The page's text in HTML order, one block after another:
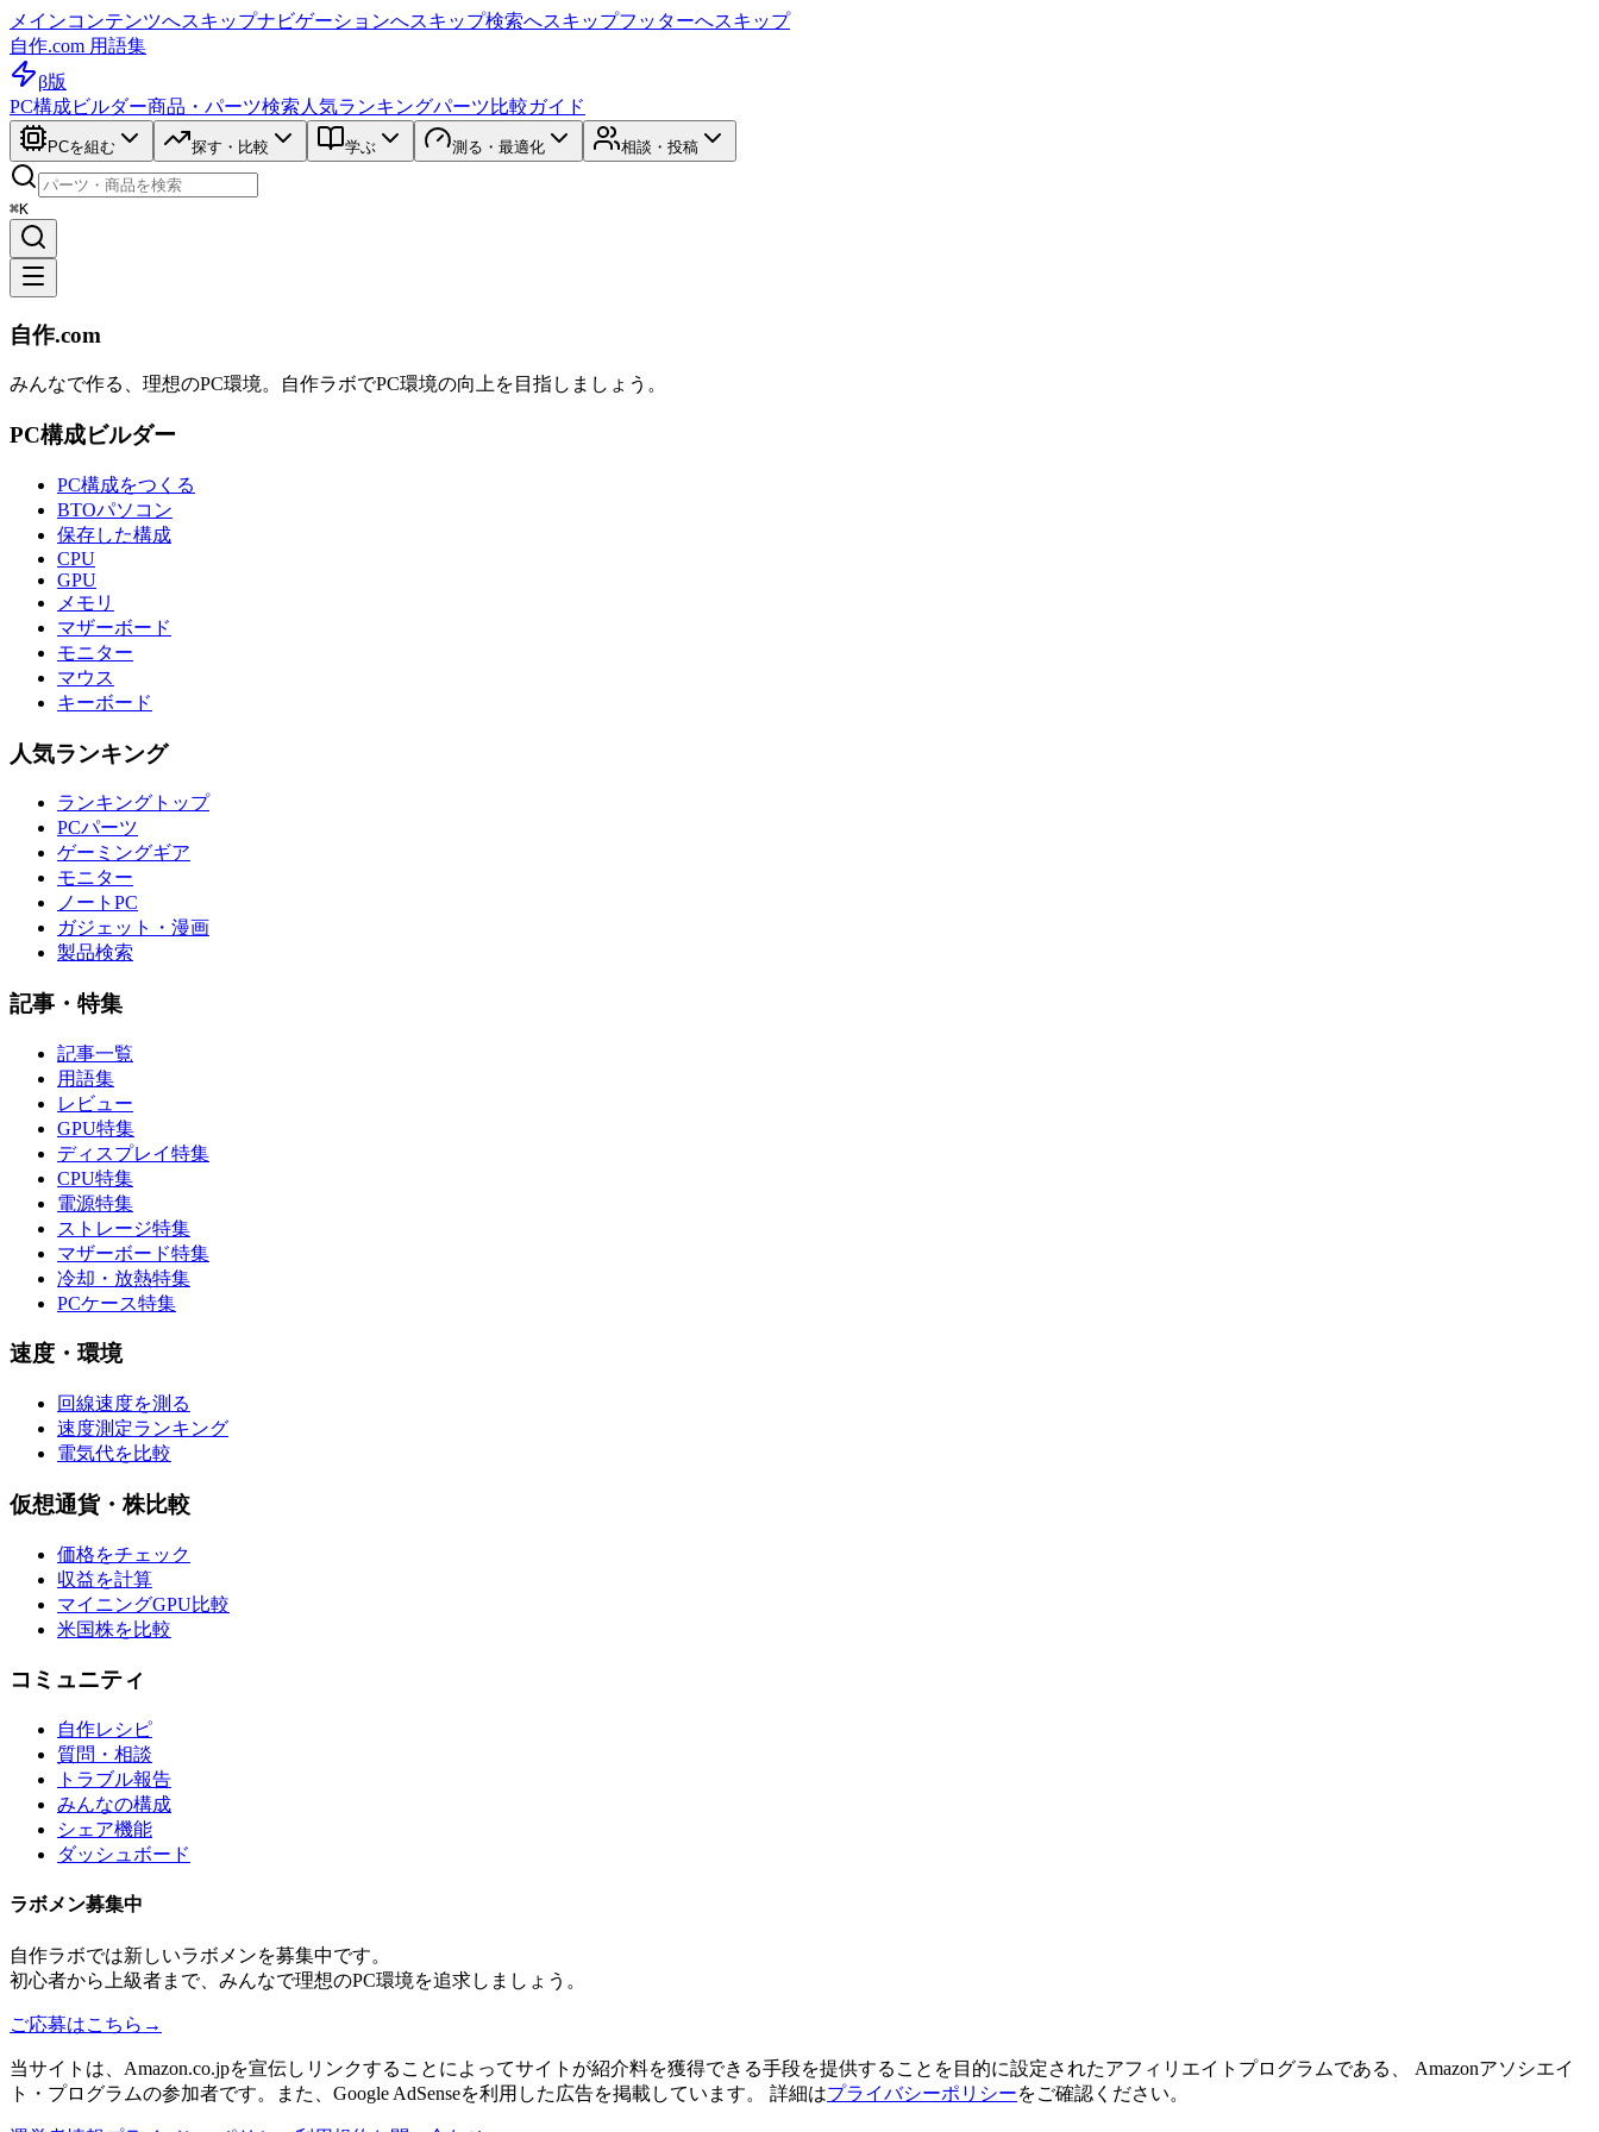
メインコンテンツへスキップナビゲーションへスキップ検索へスキップフッターへスキップ
自作.com 用語集
β版
PC構成ビルダー商品・パーツ検索 人気ランキングパーツ比較ガイド
PCを組む 探す・比較 学ぶ 測る・最適化 相談・投稿
⌘K
自作.com
みんなで作る、理想のPC環境。 自作ラボでPC環境の向上を目指しましょう。
PC構成ビルダー
PC構成をつくる
BTOパソコン
保存した構成
CPU
GPU
メモリ
マザーボード
モニター
マウス
キーボード
人気ランキング
ランキングトップ
PCパーツ
ゲーミングギア
モニター
ノートPC
ガジェット・漫画
製品検索
記事・特集
記事一覧
用語集
レビュー
GPU特集
ディスプレイ特集
CPU特集
電源特集
ストレージ特集
マザーボード特集
冷却・放熱特集
PCケース特集
速度・環境
回線速度を測る
速度測定ランキング
電気代を比較
仮想通貨・株比較
価格をチェック
収益を計算
マイニングGPU比較
米国株を比較
コミュニティ
自作レシピ
質問・相談
トラブル報告
みんなの構成
シェア機能
ダッシュボード
ラボメン募集中
自作ラボでは新しいラボメンを募集中です。
初心者から上級者まで、みんなで理想のPC環境を追求しましょう。
ご応募はこちら →
当サイトは、Amazon.co.jpを宣伝しリンクすることによってサイトが紹介料を獲得できる手段を提供することを目的に設定されたアフィリエイトプログラムである、 Amazonアソシエイ
ト・プログラムの参加者です。また、Google AdSenseを利用した広告を掲載しています。 詳細はプライバシーポリシーをご確認ください。